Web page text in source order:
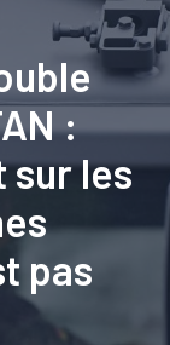
:
sur les
pas